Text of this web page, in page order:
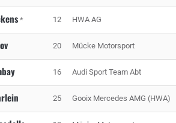
* 12 HWA AG
20 Mücke Motorsport
16 Audi Sport Team Abt
25 Gooix Mercedes AMG (HWA)